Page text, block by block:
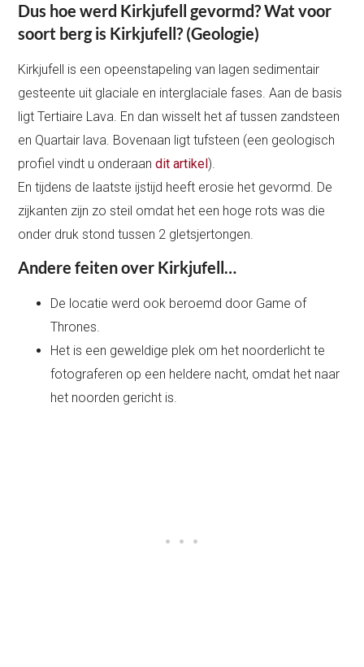
Dus hoe werd Kirkjufell gevormd? Wat voor
soort berg is Kirkjufell? (Geologie)
Kirkjufell is een opeenstapeling van lagen sedimentair
gesteente uit glaciale en interglaciale fases. Aan de basis
ligt Tertiaire Lava. En dan wisselt het af tussen zandsteen
en Quartair lava. Bovenaan ligt tufsteen (een geologisch
profiel vindt u onderaandit artikel).
En tijdens de laatste ijstijd heeft erosie het gevormd. De
zijkanten zijn zo steil omdat het een hoge rots was die
onder druk stond tussen 2 gletsjertongen.
Andere feiten over Kirkjufell…
De locatie werd ook beroemd door Game of
Thrones.
Het is een geweldige plek om het noorderlicht te
fotograferen op een heldere nacht, omdat het naar
het noorden gericht is.